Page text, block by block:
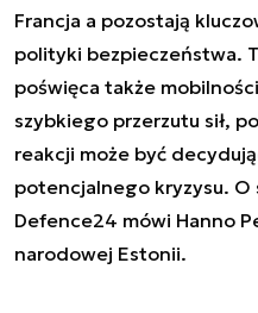
Francja a pozostają
polityki bezpieczeństwa.
poświęca także
szybkiego przerzutu sił,
reakcji może być
potencjalnego kryzysu. O
Defence24 mówi Hanno
narodowej Estonii.